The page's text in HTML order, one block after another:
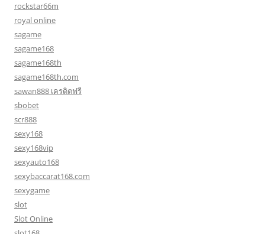
rockstar66m
royal online
sagame
sagame168
sagame168th
sagame168th.com
sawan888 เครดิตฟรี
sbobet
scr888
sexy168
sexy168vip
sexyauto168
sexybaccarat168.com
sexygame
slot
Slot Online